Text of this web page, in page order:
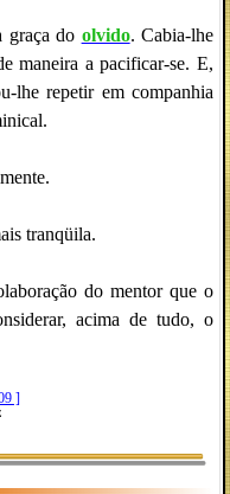
graça do olvido. Cabia-lhe
maneira a pacificar-se. E,
lhe repetir em companhia
tranqüila.
do mentor que o
acima de tudo, o
]